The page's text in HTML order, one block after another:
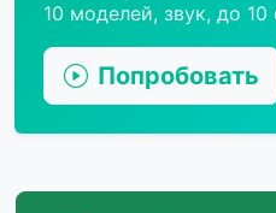
10 моделей, звук, до 10
Попробовать